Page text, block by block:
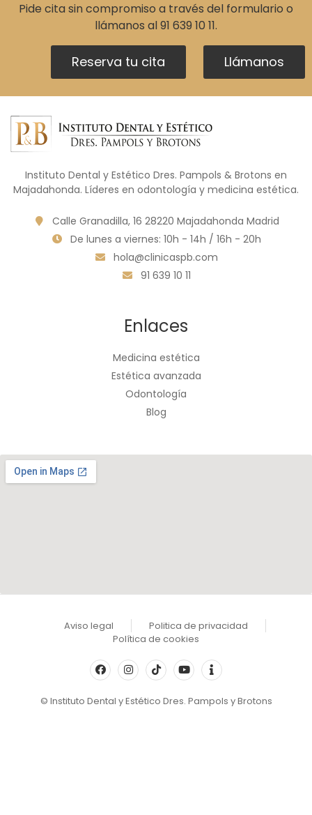
Pide cita sin compromiso a través del formulario o
llámanos al91 639 10 11.
Reserva tu cita Llámanos
Instituto Dental y Estético Dres. Pampols & Brotons en
Majadahonda. Líderes en odontología y medicina estética.
Calle Granadilla, 16 28220 Majadahonda Madrid
De lunes a viernes: 10h - 14h / 16h - 20h
hola@clinicaspb.com
91 639 10 11
Enlaces
Medicina estética
Estética avanzada
Odontología
Blog
© Instituto Dental y Estético Dres. Pampols y Brotons
Aviso legal
Politica de privacidad
Política de cookies